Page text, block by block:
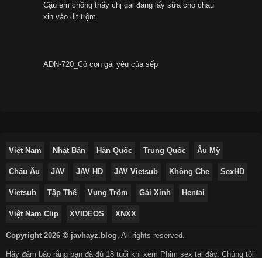
Cậu em chồng thấy chị gái đang lấy sữa cho cháu
xin vào địt trộm
ADN-720_Cô con gái yêu của sếp
Việt Nam Nhật Bản Hàn Quốc Trung Quốc Âu Mỹ
Châu Âu JAV JAV HD JAV Vietsub Không Che SexHD
Vietsub Tập Thể Vụng Trộm Gái Xinh Hentai
Việt Nam Clip XVIDEOS XNXX
Copyright 2026 © javhayz.blog, All rights reserved.
Hãy đảm bảo rằng bạn đã đủ 18 tuổi khi xem Phim sex tại đây. Chúng tôi